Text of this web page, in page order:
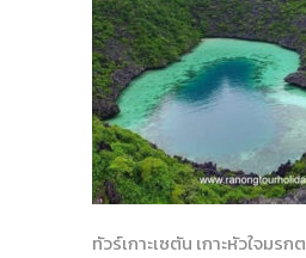
ทัวร์เกาะเซตัน เกาะหัวใจมรกต